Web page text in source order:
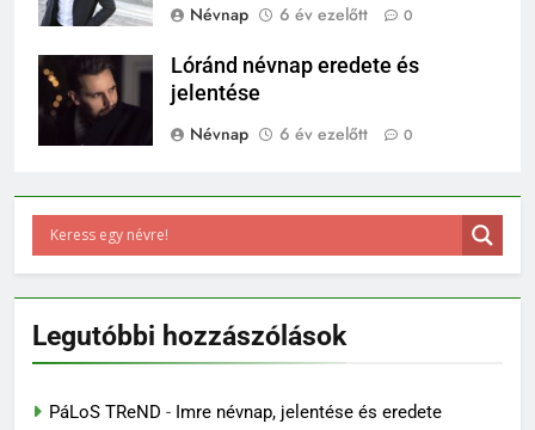
Névnap
6 év ezelőtt 0
Lóránd névnap eredete és
jelentése
Névnap
6 év ezelőtt 0
Legutóbbi hozzászólások
PáLoS TReND - Imre névnap, jelentése és eredete